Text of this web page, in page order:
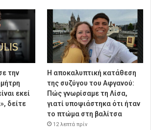
την
εκεί
δείτε
Η αποκαλυπτική κατάθεση
της συζύγου του Αφγανού:
Πώς γνωρίσαμε τη Λίσα,
γιατί υποψιάστηκα ότι ήταν
το πτώμα στη βαλίτσα
12 λεπτά πρίν